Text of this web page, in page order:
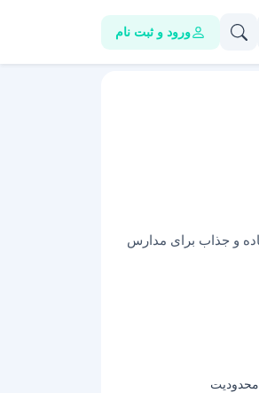
ورود و ثبت نام
و جذاب برای مدارس
محدودیت